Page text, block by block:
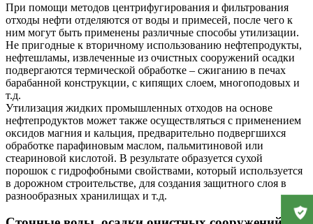
При помощи методов центрифугирования и фильтрования
отходы нефти отделяются от воды и примесей, после чего к
ним могут быть применены различные способы утилизации.
Не пригодные к вторичному использованию нефтепродукты,
нефтешламы, извлеченные из очистных сооружений осадки
подвергаются термической обработке – сжиганию в печах
барабанной конструкции, с кипящих слоем, многоподовых и
т.д.
Утилизация жидких промышленных отходов на основе
нефтепродуктов может также осуществляться с применением
оксидов магния и кальция, предварительно подвергшихся
обработке парафиновым маслом, пальмитиновой или
стеариновой кислотой. В результате образуется сухой
порошок с гидрофобными свойствами, который используется
в дорожном строительстве, для создания защитного слоя в
разнообразных хранилищах и т.д.